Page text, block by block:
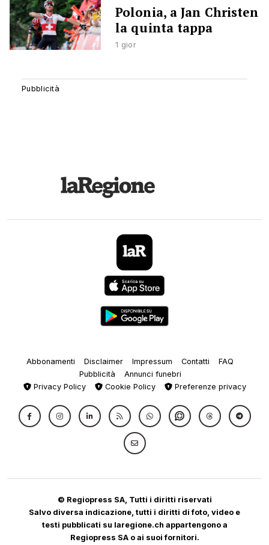
Polonia, a Jan Christen
la quinta tappa
1 gior
Abbonamenti Disclaimer Impressum Contatti
FAQ
Pubblicità
Annunci funebri
Privacy Policy
Cookie Policy Preferenze privacy
© Regiopress SA, Tutti i diritti riservati
Salvo diversa indicazione, tutti i diritti di foto, video e
testi pubblicati su laregione.ch appartengono a
Regiopress SA o ai suoi fornitori.